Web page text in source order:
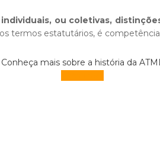
ou coletivas,
termos estatutários, é competência
Conheça mais sobre a história da